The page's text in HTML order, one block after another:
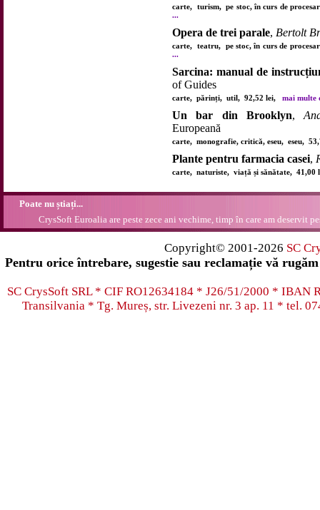
carte, turism, pe stoc, în curs de
...
Opera de trei parale, Bertolt
carte, teatru, pe stoc, în curs de
...
Sarcina: manual de
of Guides
carte, părinți, util, 92,52 lei, mai multe
Un bar din Brooklyn,
Europeană
carte, monografie, critică, eseu, eseu,
Plante pentru farmacia casei,
carte, naturiste, viață și sănătate,
Poate nu știați...
CrysSoft Euroalia are peste zece ani vechime, timp în care am deservit
Copyright© 2001-2026 SC
Pentru orice întrebare, sugestie sau reclamație vă
SC CrysSoft SRL * CIF RO12634184 * J26/51/2000 * IBAN
Transilvania * Tg. Mureș, str. Livezeni nr. 3 ap. 11 * tel.